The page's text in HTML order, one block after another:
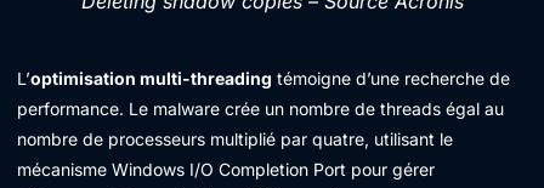
L’optimisation multi-threading témoigne d’une recherche de
performance. Le malware crée un nombre de threads égal au
nombre de processeurs multiplié par quatre, utilisant le
mécanisme Windows I/O Completion Port pour gérer